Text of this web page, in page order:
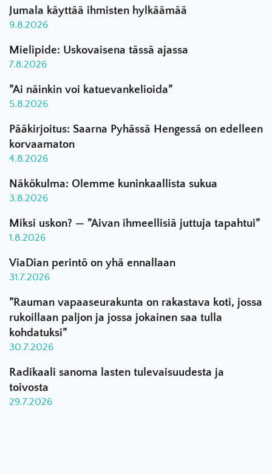
Jumala käyttää ihmisten hylkäämää
9.8.2026
Mielipide: Uskovaisena tässä ajassa
7.8.2026
”Ai näinkin voi katuevankelioida”
5.8.2026
Pääkirjoitus: Saarna Pyhässä Hengessä on edelleen
korvaamaton
4.8.2026
Näkökulma: Olemme kuninkaallista sukua
3.8.2026
Miksi uskon? — ”Aivan ihmeellisiä juttuja tapahtui”
1.8.2026
ViaDian perintö on yhä ennallaan
31.7.2026
”Rauman vapaaseurakunta on rakastava koti, jossa
rukoillaan paljon ja jossa jokainen saa tulla
kohdatuksi”
30.7.2026
Radikaali sanoma lasten tulevaisuudesta ja
toivosta
29.7.2026